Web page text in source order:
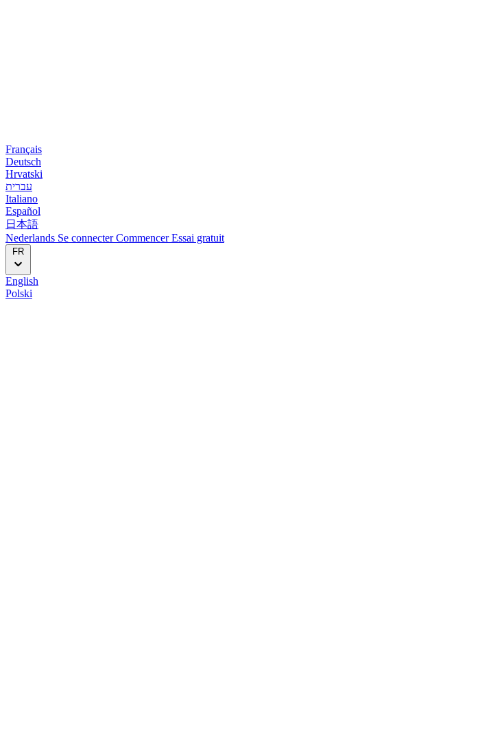
Français
Deutsch
Hrvatski
עברית
Italiano
Español
日本語
Nederlands Se connecterCommencerEssai gratuit
FR
English
Polski